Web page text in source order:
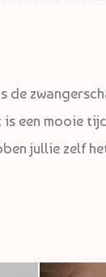
de
is een mooie
jullie zelf